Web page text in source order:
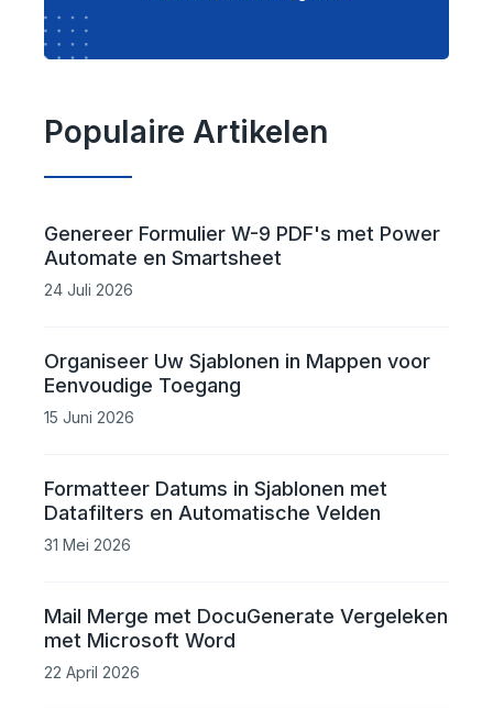
Populaire Artikelen
Genereer Formulier W-9 PDF's met Power
Automate en Smartsheet
24 Juli 2026
Organiseer Uw Sjablonen in Mappen voor
Eenvoudige Toegang
15 Juni 2026
Formatteer Datums in Sjablonen met
Datafilters en Automatische Velden
31 Mei 2026
Mail Merge met DocuGenerate Vergeleken
met Microsoft Word
22 April 2026